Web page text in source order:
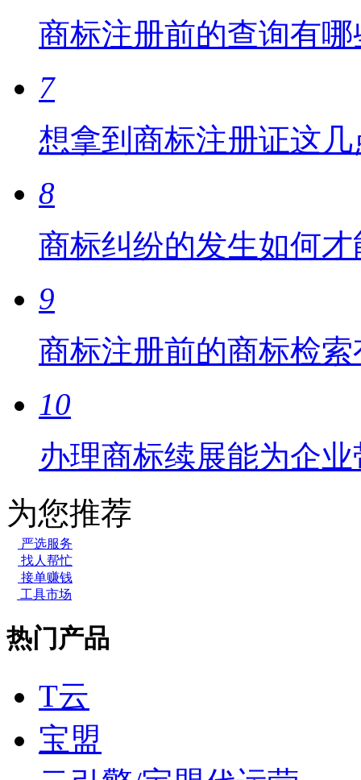
商标注册前的查询有
7
想拿到商标注册证这
8
商标纠纷的发生如何
9
商标注册前的商标检
10
办理商标续展能为企
为您推荐
严选服务
找人帮忙
接单赚钱
工具市场
热门产品
T云
宝盟